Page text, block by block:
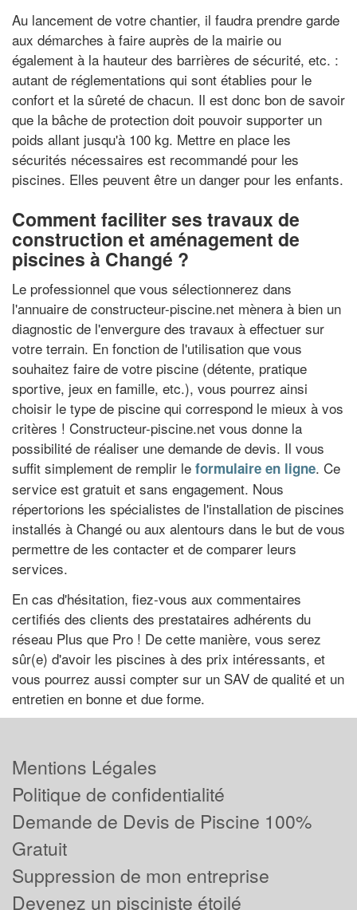
Au lancement de votre chantier, il faudra prendre garde
aux démarches à faire auprès de la mairie ou
également à la hauteur des barrières de sécurité, etc. :
autant de réglementations qui sont établies pour le
confort et la sûreté de chacun. Il est donc bon de savoir
que la bâche de protection doit pouvoir supporter un
poids allant jusqu'à 100 kg. Mettre en place les
sécurités nécessaires est recommandé pour les
piscines. Elles peuvent être un danger pour les enfants.
Comment faciliter ses travaux de
construction et aménagement de
piscines à Changé ?
Le professionnel que vous sélectionnerez dans
l'annuaire de constructeur-piscine.net mènera à bien un
diagnostic de l'envergure des travaux à effectuer sur
votre terrain. En fonction de l'utilisation que vous
souhaitez faire de votre piscine (détente, pratique
sportive, jeux en famille, etc.), vous pourrez ainsi
choisir le type de piscine qui correspond le mieux à vos
critères ! Constructeur-piscine.net vous donne la
possibilité de réaliser une demande de devis. Il vous
suffit simplement de remplir le formulaire en ligne. Ce
service est gratuit et sans engagement. Nous
répertorions les spécialistes de l'installation de piscines
installés à Changé ou aux alentours dans le but de vous
permettre de les contacter et de comparer leurs
services.
En cas d'hésitation, fiez-vous aux commentaires
certifiés des clients des prestataires adhérents du
réseau Plus que Pro ! De cette manière, vous serez
sûr(e) d'avoir les piscines à des prix intéressants, et
vous pourrez aussi compter sur un SAV de qualité et un
entretien en bonne et due forme.
Mentions Légales
Politique de confidentialité
Demande de Devis de Piscine 100%
Gratuit
Suppression de mon entreprise
Devenez un pisciniste étoilé